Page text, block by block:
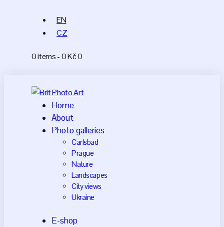
EN
CZ
0 items-0 Kč0
Home
About
Photo galleries
Carlsbad
Prague
Nature
Landscapes
City views
Ukraine
E-shop